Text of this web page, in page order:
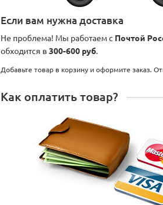
Если вам нужна доставка
Не проблема! Мы работаем с Почтой
обходится в 300-600 руб.
Добавьте товар в корзину и оформите заказ.
Как оплатить товар?